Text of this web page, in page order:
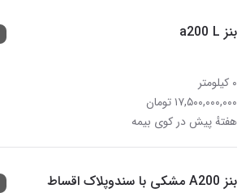
بنز a200 L
۰ کیلومتر
۱۷,۵۰۰,۰۰۰,۰۰۰ تومان
هفتهٔ پیش در کوی بیمه
بنز A200 مشکی با سندوپلاک اقساط